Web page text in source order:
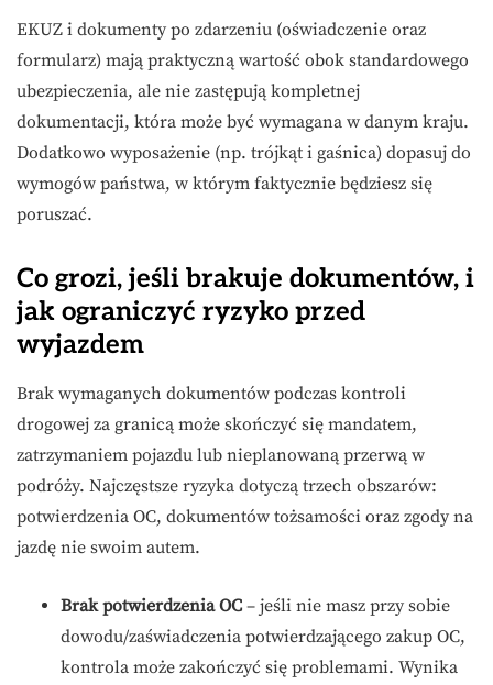
EKUZ i dokumenty po zdarzeniu (oświadczenie oraz
formularz) mają praktyczną wartość obok standardowego
ubezpieczenia, ale nie zastępują kompletnej
dokumentacji, która może być wymagana w danym kraju.
Dodatkowo wyposażenie (np. trójkąt i gaśnica) dopasuj do
wymogów państwa, w którym faktycznie będziesz się
poruszać.
Co grozi, jeśli brakuje dokumentów, i
jak ograniczyć ryzyko przed
wyjazdem
Brak wymaganych dokumentów podczas kontroli
drogowej za granicą może skończyć się mandatem,
zatrzymaniem pojazdu lub nieplanowaną przerwą w
podróży. Najczęstsze ryzyka dotyczą trzech obszarów:
potwierdzenia OC, dokumentów tożsamości oraz zgody na
jazdę nie swoim autem.
Brak potwierdzenia OC – jeśli nie masz przy sobie
dowodu/zaświadczenia potwierdzającego zakup OC,
kontrola może zakończyć się problemami. Wynika